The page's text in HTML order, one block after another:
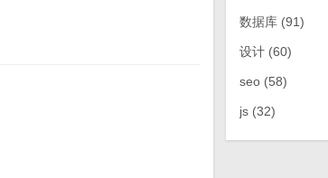
数据库(91)
设计(60)
seo(58)
js(32)